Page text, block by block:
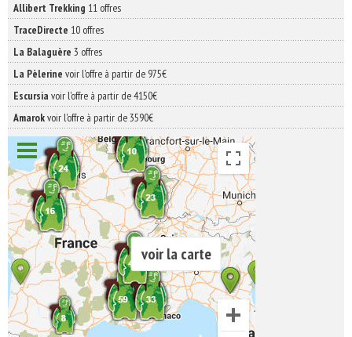
Allibert Trekking 11 offres
TraceDirecte 10 offres
La Balaguère 3 offres
La Pèlerine voir l'offre à partir de 975€
Escursia voir l'offre à partir de 4150€
Amarokvoir l'offre à partir de 3590€
voir la carte